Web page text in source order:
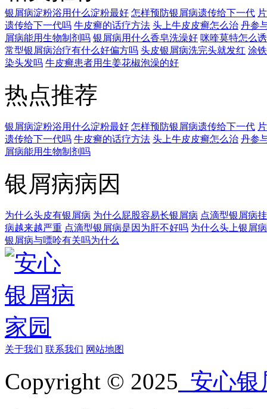
银屑病淀粉浴用什么淀粉最好 怎样预防银屑病遗传给下一代
遗传给下一代吗 牛皮癣的话疗方法 头上牛皮皮癣怎么治 丹参
屑病能用生物制剂吗 银屑病用什么香皂洗澡好 咪喹莫特怎么
常型银屑病治疗有什么好偏方吗 头皮银屑病洗完头就发红 涂
染头发吗 牛皮癣患者用生姜花椒泡澡的好
热点推荐
银屑病淀粉浴用什么淀粉最好 怎样预防银屑病遗传给下一代
遗传给下一代吗 牛皮癣的话疗方法 头上牛皮皮癣怎么治 丹参
屑病能用生物制剂吗
银屑病病因
为什么头皮有银屑病 为什么屁股容易长银屑病 点滴型银屑病
病越来越严重 点滴型银屑病是因为肝不好吗 为什么头上银屑
银屑病与嘌呤有关吗为什么
关于我们 联系我们 网站地图
Copyright © 2025 安心银